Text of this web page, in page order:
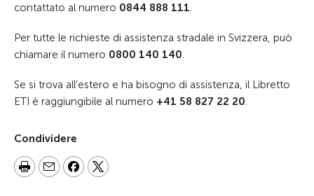
contattato al numero 0844 888 111.
Per tutte le richieste di assistenza stradale in Svizzera, può
chiamare il numero 0800 140 140.
Se si trova all'estero e ha bisogno di assistenza, il Libretto
ETI è raggiungibile al numero +41 58 827 22 20.
Condividere